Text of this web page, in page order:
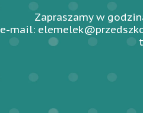
Zapraszamy w
e-mail: